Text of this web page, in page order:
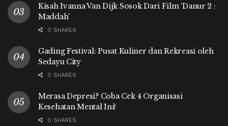
Kisah Ivanna Van Dijk Sosok Dari Film ‘Danur 2 :
Maddah’
0 SHARES
Gading Festival: Pusat Kuliner dan Rekreasi oleh
Sedayu City
0 SHARES
Merasa Depresi? Coba Cek 4 Organisasi
Kesehatan Mental Ini!
0 SHARES